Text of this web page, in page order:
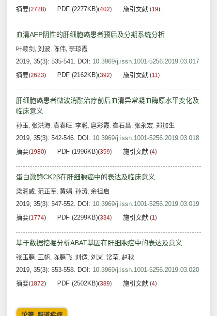
摘要(2728) PDF (2277KB)(402) 施引文献 (19)
血清AFP阴性的肝细胞癌患者预后及分期系统分析
叶颖剑 , 刘波, 陈伟, 李琼霞
2019, 35(3): 535-541. DOI: 10.3969/j.issn.1001-5256.2019.03.017
摘要(2623) PDF (2162KB)(392) 施引文献 (11)
肝细胞癌患者微波消融治疗前后血清异常凝血酶原水平变化及
临床意义
孙玉, 张洪海, 袁春旺, 李聪, 扈彩霞, 崔石昌, 张永宏, 郑加生
2019, 35(3): 542-546. DOI: 10.3969/j.issn.1001-5256.2019.03.018
摘要(1980) PDF (1996KB)(359) 施引文献 (4)
蛋白激酶CK2β在肝细胞癌中的表达及临床意义
梁润威, 范正军, 黄娟, 孙涛, 余祖启
2019, 35(3): 547-552. DOI: 10.3969/j.issn.1001-5256.2019.03.019
摘要(1774) PDF (2299KB)(334) 施引文献 (1)
基于数据挖掘分析ABAT基因在肝细胞癌中的表达及意义
张玉鹏, 王帆, 陈鹏飞, 刘适, 刘岚, 常莹, 赵秋
2019, 35(3): 553-558. DOI: 10.3969/j.issn.1001-5256.2019.03.020
摘要(1872) PDF (2502KB)(389) 施引文献 (4)